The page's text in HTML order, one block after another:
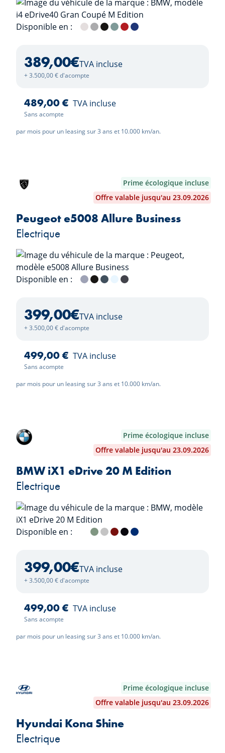
Disponible en : Mineralweiss
M Brooklyn Grau
Saphirschwarz
Cape York Green
Fire Red
M Portimao Blau
389,00€TVA incluse
+ 3.500,00 € d'acompte
489,00 € TVA incluse
Sans acompte
par mois pour un leasing sur 3 ans et 10.000 km/an.
Prime écologique incluse
Offre valable jusqu'au 23.09.2026
Peugeot e5008 Allure Business
Electrique
Disponible en : Gris Artense
Noir Perla
Bleu Ingaro
Blanc Okenite
Gris Titane
399,00€TVA incluse
+ 3.500,00 € d'acompte
499,00 € TVA incluse
Sans acompte
par mois pour un leasing sur 3 ans et 10.000 km/an.
Prime écologique incluse
Offre valable jusqu'au 23.09.2026
BMW iX1 eDrive 20 M Edition
Electrique
Disponible en : Alpine White
Cape York Green
Space Silver
Fire Red
Black Sapphire
Portimao Blue
399,00€TVA incluse
+ 3.500,00 € d'acompte
499,00 € TVA incluse
Sans acompte
par mois pour un leasing sur 3 ans et 10.000 km/an.
Prime écologique incluse
Offre valable jusqu'au 23.09.2026
Hyundai Kona Shine
Electrique